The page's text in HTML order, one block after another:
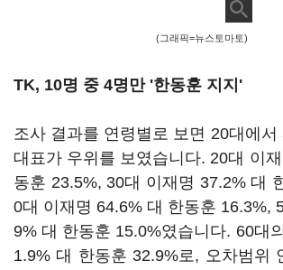
(그래픽=뉴스토마토)
TK, 10명 중 4명만 '한동훈 지지'
조사 결과를 연령별로 보면 20대에서
대표가 우위를 보였습니다. 20대 이
동훈 23.5%, 30대 이재명 37.2% 대
0대 이재명 64.6% 대 한동훈 16.3%,
9% 대 한동훈 15.0%였습니다. 60대
1.9% 대 한동훈 32.9%로, 오차범위